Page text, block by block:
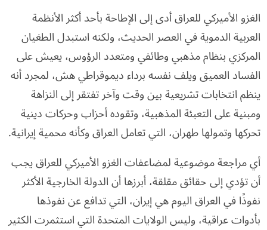
الغزو الأميركي للعراق أدى إلى الإطاحة بأحد أكثر الأنظمة
العربية الدموية في العصر الحديث، ولكنه استبدل الطغيان
المركزي بنظام مذهبي وطائفي ومتعدد الرؤوس، يعيش على
الفساد العميق ويلف نفسه برداء ديموقراطي هش، لمجرد أنه
ينظم انتخابات تشريعية بين وقت وآخر تفتقر إلى النزاهة
ومبنية على التعبئة المذهبية، وتقوده أحزاب وحركات دينية
تحركها وتمولها طهران، التي تعامل العراق وكأنه محمية إيرانية.
أي مراجعة موضوعية لمضاعفات الغزو الأميركي للعراق يجب
أن تؤدي إلى حقائق مقلقة، أبرزها أن الدولة الخارجية الأكثر
نفوذًا في العراق اليوم هي إيران، التي تدافع عن نفوذها
بأدوات عراقية، وليس الولايات المتحدة التي استثمرت الكثير